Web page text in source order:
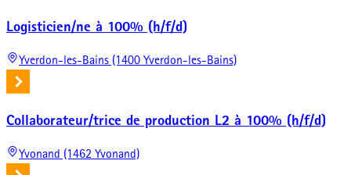
Logisticien/ne à 100% (h/f/d)
Yverdon-les-Bains (1400 Yverdon-les-Bains)
Collaborateur/trice de production L2 à 100% (h/f/d)
Yvonand (1462 Yvonand)